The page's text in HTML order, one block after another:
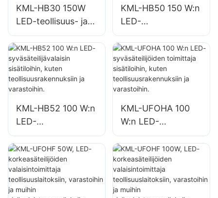
KML-HB30 150W
LED-teollisuus- ja
kaivosvalaisimien
toimittaja
sisätiloihin, kuten
kuntosaleihin ja
varastoihin.
KML-HB50 150 W:n
LED-
syväsäteilijävalaisin
sisätiloihin, kuten
korjaamoihin ja
varastoihin.
KML-HB52 100 W:n
LED-
syväsäteilijävalaisin
sisätiloihin, kuten
teollisuusrakennuks
iin ja varastoihin.
KML-UFOHA 100
W:n LED-
syväsäteilijöiden
toimittaja
sisätiloihin, kuten
teollisuusrakennuks
iin ja varastoihin.